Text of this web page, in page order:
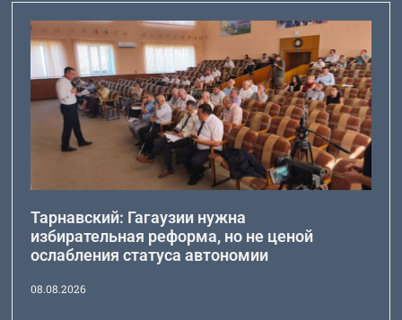
Тарнавский: Гагаузии нужна
избирательная реформа, но не ценой
ослабления статуса автономии
08.08.2026